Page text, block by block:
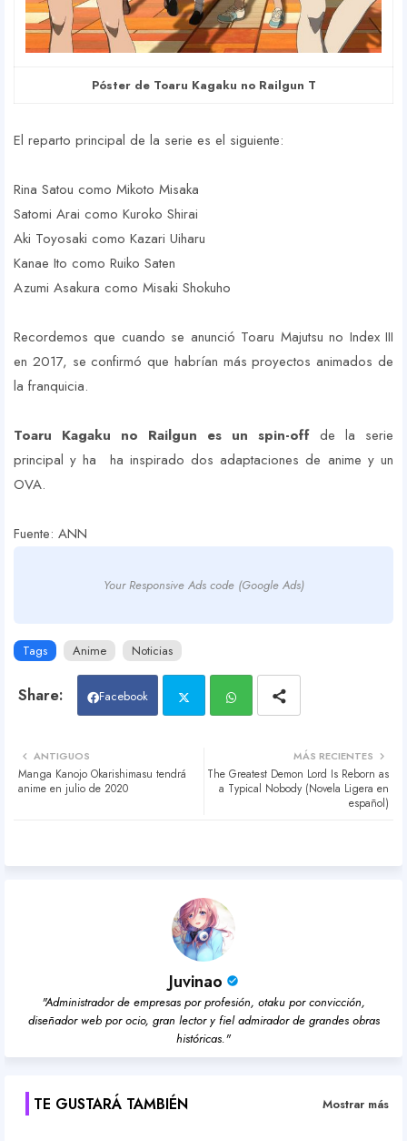
Póster de Toaru Kagaku no Railgun T
El reparto principal de la serie es el siguiente:
Rina Satou como Mikoto Misaka
Satomi Arai como Kuroko Shirai
Aki Toyosaki como Kazari Uiharu
Kanae Ito como Ruiko Saten
Azumi Asakura como Misaki Shokuho
Recordemos que cuando se anunció Toaru Majutsu no Index III
en 2017, se confirmó que habrían más proyectos animados de
la franquicia.
Toaru Kagaku no Railgun es un spin-off de la serie
principal y ha ha inspirado dos adaptaciones de anime y un
OVA.
Fuente: ANN
Your Responsive Ads code (Google Ads)
Tags Anime Noticias
Facebook
ter atsa
MÁS RECIENTES
The Greatest Demon Lord Is Reborn as
a Typical Nobody (Novela Ligera en
español)
ANTIGUOS
Manga Kanojo Okarishimasu tendrá
anime en julio de 2020
Juvinao
"Administrador de empresas por profesión, otaku por convicción,
diseñador web por ocio, gran lector y fiel admirador de grandes obras
históricas."
TE GUSTARÁ TAMBIÉN Mostrar más